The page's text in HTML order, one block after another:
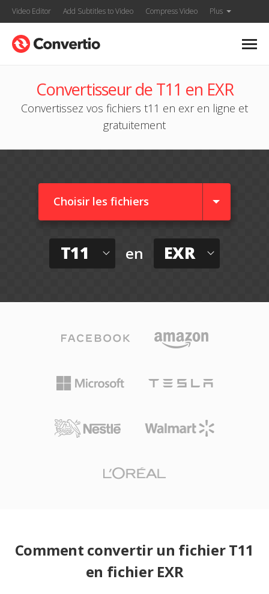
Video Editor Add Subtitles to Video Compress Video Plus
Convertisseur de T11 en EXR
Convertissez vos fichiers t11 en exr en ligne et
gratuitement
Choisir les fichiers
T11 en EXR
Comment convertir un fichier T11
en fichier EXR